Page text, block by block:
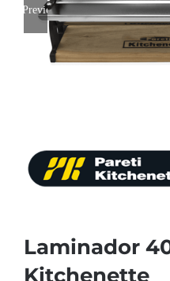
Previous
Laminador
Kitchenette